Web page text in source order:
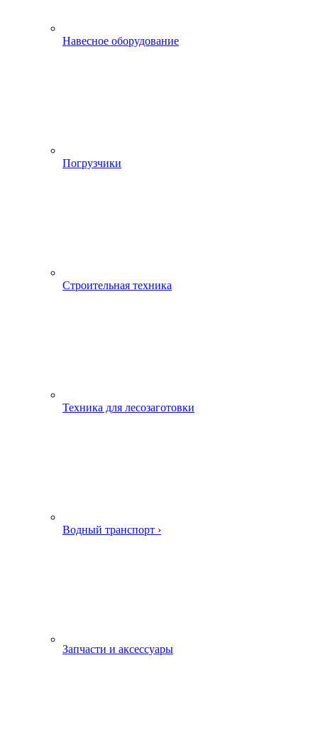
Навесное оборудование
Погрузчики
Строительная техника
Техника для лесозаготовки
Водный транспорт ›
Запчасти и аксессуары